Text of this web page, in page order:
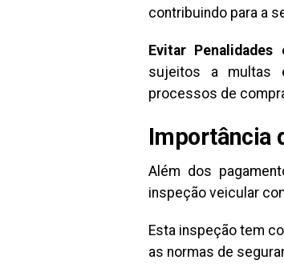
contribuindo para a
Evitar Penalidades
sujeitos a multas
processos de
Importância
Além dos
inspeção veicular
Esta inspeção tem
as normas de